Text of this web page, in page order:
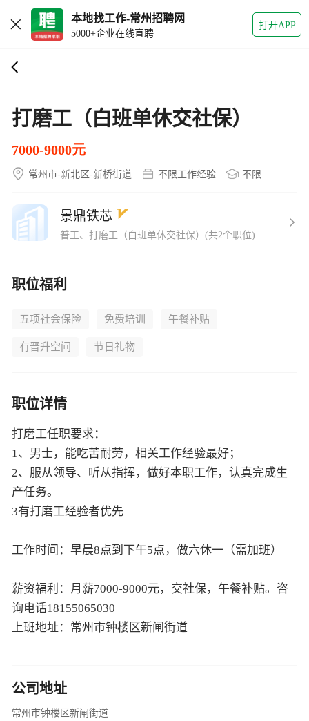
本地找工作-常州招聘网
5000+企业在线直聘
打开APP
打磨工（白班单休交社保）
7000-9000元
常州市-新北区-新桥街道 不限工作经验 不限
景鼎铁芯
普工、打磨工（白班单休交社保）(共2个职位)
职位福利
五项社会保险 免费培训 午餐补贴
有晋升空间 节日礼物
职位详情
打磨工任职要求：
1、男士，能吃苦耐劳，相关工作经验最好；
2、服从领导、听从指挥，做好本职工作，认真完成生
产任务。
3有打磨工经验者优先
工作时间：早晨8点到下午5点，做六休一（需加班）
薪资福利：月薪7000-9000元，交社保，午餐补贴。咨
询电话18155065030
上班地址：常州市钟楼区新闸街道
公司地址
常州市钟楼区新闸街道